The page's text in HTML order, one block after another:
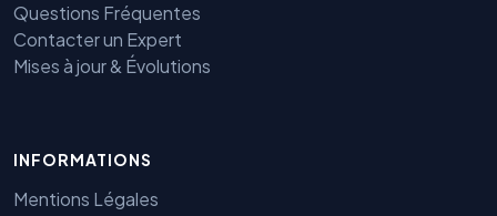
Questions Fréquentes
Contacter un Expert
Mises à jour & Évolutions
INFORMATIONS
Mentions Légales